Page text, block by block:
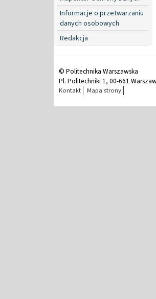
Informacje o przetwarzaniu
danych osobowych
Redakcja
© Politechnika Warszawska
Pl. Politechniki 1, 00-661
Kontakt Mapa strony